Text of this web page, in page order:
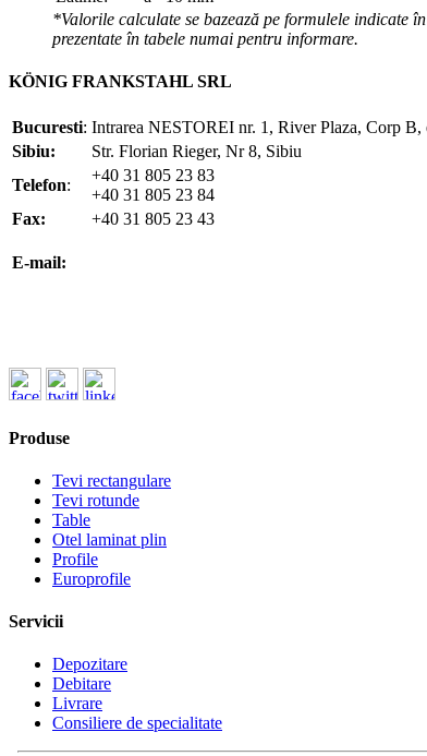
*Valorile calculate se bazează pe formulele indicate
prezentate în tabele numai pentru informare.
KÖNIG FRANKSTAHL SRL
Bucuresti: Intrarea NESTOREI nr. 1, River Plaza, Corp
Sibiu:
Str. Florian Rieger, Nr 8, Sibiu
Telefon:
+40 31 805 23 83
+40 31 805 23 84
Fax:
+40 31 805 23 43
E-mail:
Produse
Tevi rectangulare
Tevi rotunde
Table
Otel laminat plin
Profile
Europrofile
Servicii
Depozitare
Debitare
Livrare
Consiliere de specialitate